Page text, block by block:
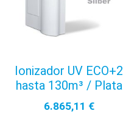
Ionizador UV ECO+2
hasta 130m³ / Plata
6.865,11 €